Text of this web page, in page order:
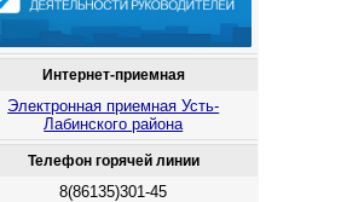
Интернет-приемная
Электронная приемная Усть-
Лабинского района
Телефон горячей линии
8(86135)301-45